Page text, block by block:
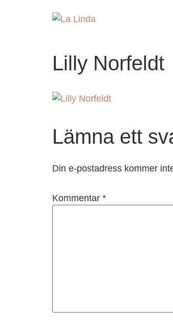
Lilly Norfeldt
Lämna ett
Din e-postadress kommer
Kommentar *